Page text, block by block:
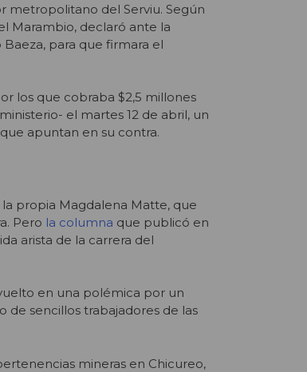
metropolitano del Serviu. Según
Marambio, declaró ante la
para que firmara el
los que cobraba $2,5 millones
el martes 12 de abril, un
apuntan en su contra.
propia Magdalena Matte, que
Pero la columna que publicó en
arista de la carrera del
en una polémica por un
sencillos trabajadores de las
mineras en Chicureo,